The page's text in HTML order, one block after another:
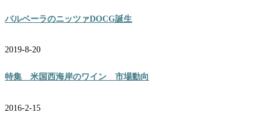
バルベーラのニッツァDOCG誕生
2019-8-20
特集 米国西海岸のワイン 市場動向
2016-2-15